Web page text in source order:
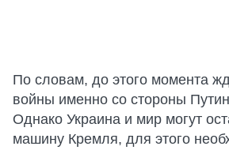
По словам, до этого момента
войны именно со стороны
Однако Украина и мир могут
машину Кремля, для этого